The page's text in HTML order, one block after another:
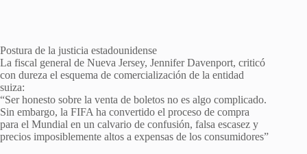
Postura de la justicia estadounidense
La fiscal general de Nueva Jersey, Jennifer Davenport, criticó
con dureza el esquema de comercialización de la entidad
suiza:
“Ser honesto sobre la venta de boletos no es algo complicado.
Sin embargo, la FIFA ha convertido el proceso de compra
para el Mundial en un calvario de confusión, falsa escasez y
precios imposiblemente altos a expensas de los consumidores”